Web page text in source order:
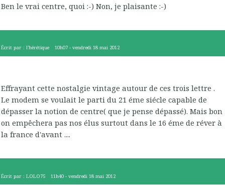
Ben le vrai centre, quoi :-) Non, je plaisante :-)
Écrit par : l'hérétique 10h07 -vendredi 18 mai 2012
Effrayant cette nostalgie vintage autour de ces trois lettre .
Le modem se voulait le parti du 21 éme siécle capable de
dépasser la notion de centre( que je pense dépassé). Mais bon
on empêchera pas nos élus surtout dans le 16 éme de réver à
la france d'avant ....
Écrit par : LOLO75 11h40 -vendredi 18 mai 2012